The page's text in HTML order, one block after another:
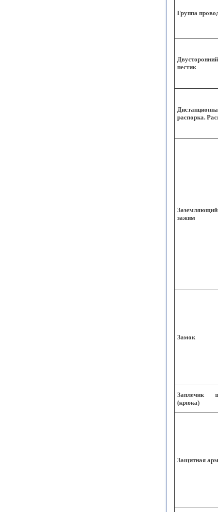
Группа
Двусторонний
пестик
распорка.
Заземляющий
зажим
Замок
Заплечик
(крюка)
Защитная